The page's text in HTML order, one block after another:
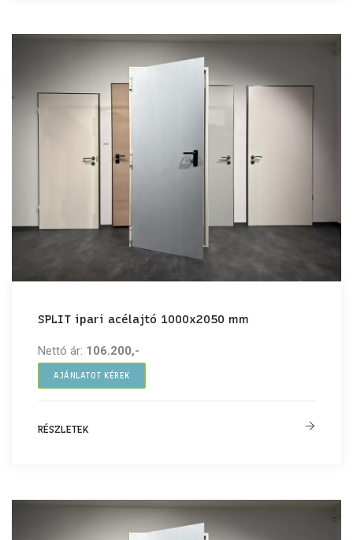
SPLIT ipari acélajtó 1000x2050 mm
Nettó ár: 106.200,-
AJÁNLATOT KÉREK
RÉSZLETEK